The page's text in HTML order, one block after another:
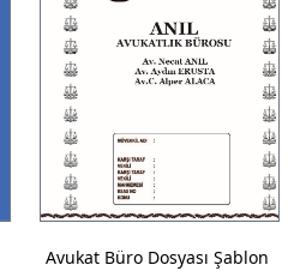
Avukat Büro Dosyası Şablon